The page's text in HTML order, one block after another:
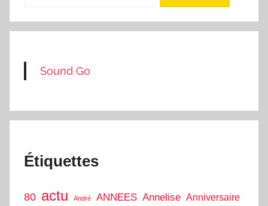
Sound Go
Étiquettes
80 actu André ANNEES Annelise Anniversaire